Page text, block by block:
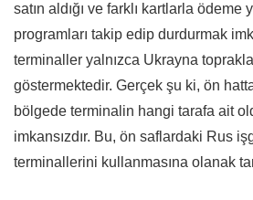
satın aldığı ve farklı kartlarla ödeme
programları takip edip durdurmak
terminaller yalnızca Ukrayna
göstermektedir. Gerçek şu ki, ön
bölgede terminalin hangi tarafa ait
imkansızdır. Bu, ön saflardaki Rus
terminallerini kullanmasına olanak